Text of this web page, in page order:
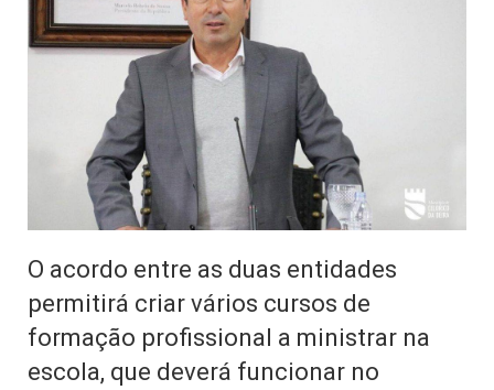
O acordo entre as duas entidades
permitirá criar vários cursos de
formação profissional a ministrar na
escola, que deverá funcionar no